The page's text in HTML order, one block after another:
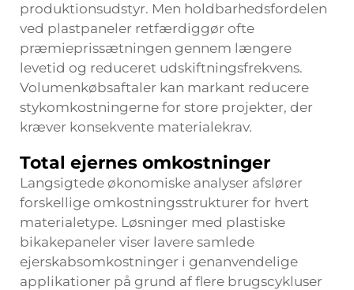
produktionsudstyr. Men holdbarhedsfordelen
ved plastpaneler retfærdiggør ofte
præmieprissætningen gennem længere
levetid og reduceret udskiftningsfrekvens.
Volumenkøbsaftaler kan markant reducere
stykomkostningerne for store projekter, der
kræver konsekvente materialekrav.
Total ejernes omkostninger
Langsigtede økonomiske analyser afslører
forskellige omkostningsstrukturer for hvert
materialetype. Løsninger med plastiske
bikakepaneler viser lavere samlede
ejerskabsomkostninger i genanvendelige
applikationer på grund af flere brugscykluser